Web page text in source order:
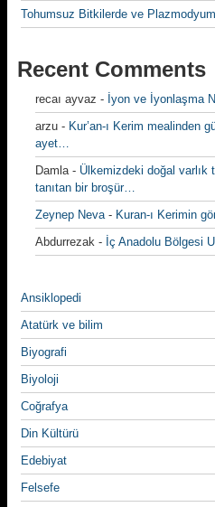
Tohumsuz Bitkilerde ve
Recent Comments
recaı ayvaz - İyon ve İyonlaşma
arzu - Kur’an-ı Kerim mealinden
ayet…
Damla- Ülkemizdeki doğal varlık
tanıtan bir broşür…
Zeynep Neva- Kuran-ı Kerimin
Abdurrezak - İç Anadolu Bölgesi
Ansiklopedi
Atatürk ve bilim
Biyografi
Biyoloji
Coğrafya
Din Kültürü
Edebiyat
Felsefe